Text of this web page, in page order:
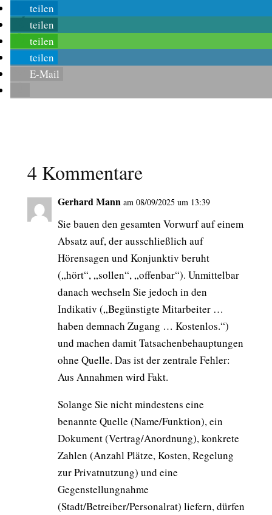
teilen
teilen
teilen
teilen
E-Mail
4 Kommentare
Gerhard Mann am 08/09/2025 um 13:39
Sie bauen den gesamten Vorwurf auf einem
Absatz auf, der ausschließlich auf
Hörensagen und Konjunktiv beruht
(„hört“, „sollen“, „offenbar“). Unmittelbar
danach wechseln Sie jedoch in den
Indikativ („Begünstigte Mitarbeiter …
haben demnach Zugang … Kostenlos.“)
und machen damit Tatsachenbehauptungen
ohne Quelle. Das ist der zentrale Fehler:
Aus Annahmen wird Fakt.
Solange Sie nicht mindestens eine
benannte Quelle (Name/Funktion), ein
Dokument (Vertrag/Anordnung), konkrete
Zahlen (Anzahl Plätze, Kosten, Regelung
zur Privatnutzung) und eine
Gegenstellungnahme
(Stadt/Betreiber/Personalrat) liefern, dürfen